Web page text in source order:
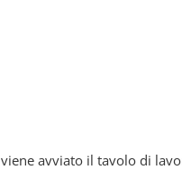
viene avviato il tavolo di